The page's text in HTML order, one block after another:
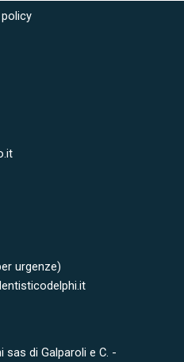
sas di Galparoli e C. -
urgenze)